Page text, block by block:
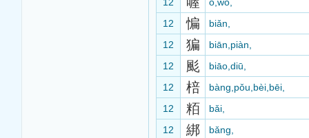
12
惼
biǎn,
12
猵
biān,piàn,
12
颩
biāo,diū,
12
棓
bàng,pǒu,bèi,bēi,
12
粨
bǎi,
12
綁
bǎng,